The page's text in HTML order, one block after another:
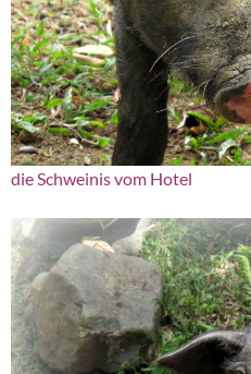
die Schweinis vom Hotel